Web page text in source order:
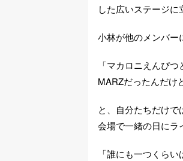
した広いステージに
小林が他のメンバー
「マカロニえんぴ
MARZだったんだけ
と、自分たちだけ
会場で一緒の日にラ
「誰にも一つくら